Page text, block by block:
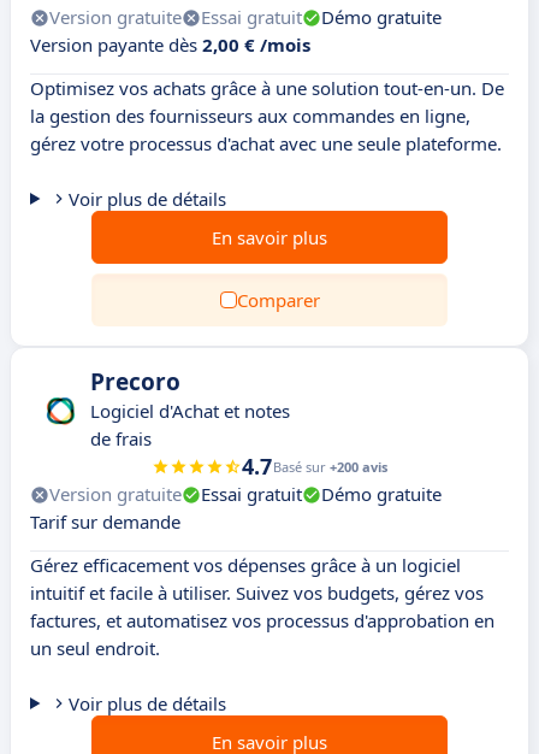
Version gratuite Essai gratuit
Démo gratuite
Version payante dès 2,00 € /mois
Optimisez vos achats grâce à une solution tout-en-un. De
la gestion des fournisseurs aux commandes en ligne,
gérez votre processus d'achat avec une seule plateforme.
Voir plus de détails
En savoir plus
Comparer
Precoro
Logiciel d'Achat et notes
de frais
4.7Basé sur +200 avis
Version gratuite Essai gratuit
Démo gratuite
Tarif sur demande
Gérez efficacement vos dépenses grâce à un logiciel
intuitif et facile à utiliser. Suivez vos budgets, gérez vos
factures, et automatisez vos processus d'approbation en
un seul endroit.
Voir plus de détails
En savoir plus